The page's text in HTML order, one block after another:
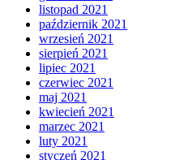
listopad 2021
październik 2021
wrzesień 2021
sierpień 2021
lipiec 2021
czerwiec 2021
maj 2021
kwiecień 2021
marzec 2021
luty 2021
styczeń 2021